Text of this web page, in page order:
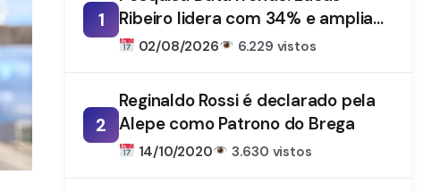
1
Ribeiro lidera com 34% e amplia
vantagem na disputa pelo
02/08/2026 6.229 vistos
2
Reginaldo Rossi é declarado pela
Alepe como Patrono do Brega
14/10/2020 3.630 vistos